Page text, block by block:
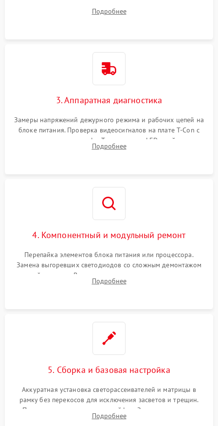
Проверка надежности фиксации и целостности шлейфов.
Подробнее
3. Аппаратная диагностика
Замеры напряжений дежурного режима и рабочих цепей на
блоке питания. Проверка видеосигналов на плате T-Con с
помощью осциллографа. Тестирование LED-драйвера и
светодиодных планок подсветки мультиметром.
Подробнее
4. Компонентный и модульный ремонт
Перепайка элементов блока питания или процессора.
Замена выгоревших светодиодов со сложным демонтажом
хрупкой матрицы. Восстановление поврежденных дорожек,
прошивка микросхем памяти EEPROM
Подробнее
5. Сборка и базовая настройка
Аккуратная установка светорассеивателей и матрицы в
рамку без перекосов для исключения засветов и трещин.
Подключение внутренних шлейфов. Закрытие корпуса.
Сброс настроек и обновление программного обеспечения.
Подробнее